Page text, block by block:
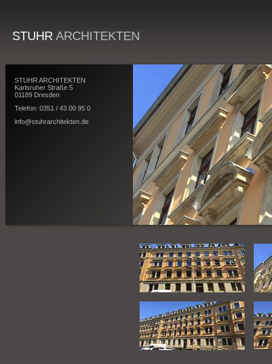
STUHR ARCHITEKTEN
STUHR ARCHITEKTEN
Karlsruher Straße 5
01189 Dresden
Telefon: 0351 / 43 00 95 0
info@stuhrarchitekten.de